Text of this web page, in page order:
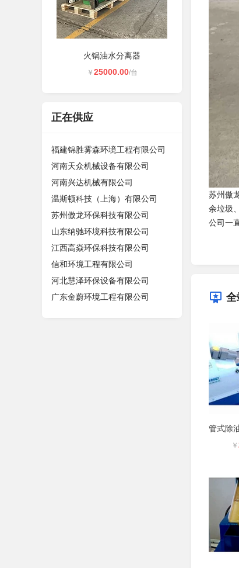
火锅油水分离器
￥ 25000.00/台
正在供应
福建锦胜雾森环境工程有限公司
河南天众机械设备有限公司
河南兴达机械有限公司
温斯顿科技（上海）有限公司
苏州傲龙环保科技有限公司
山东纳驰环境科技有限公司
江西高焱环保科技有限公司
信和环境工程有限公司
河北慧泽环保设备有限公司
广东金蔚环境工程有限公司
苏州傲
余垃圾
公司一
全
￥